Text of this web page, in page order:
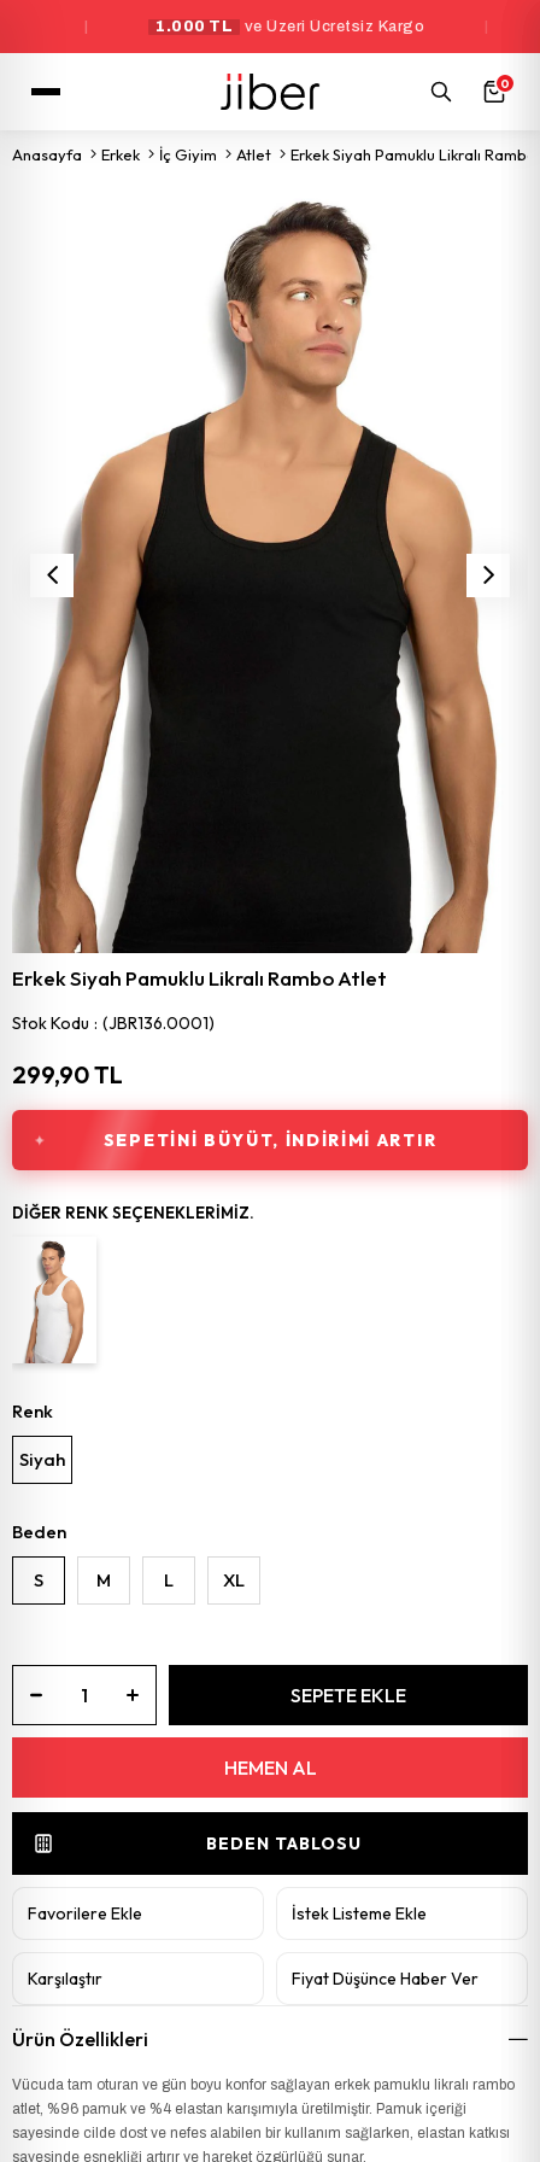
1.000 TL ve Üzeri Ücretsiz Kargo
0
Anasayfa Erkek İç Giyim Atlet Erkek Siyah Pamuklu Likralı
Erkek Siyah Pamuklu Likralı Rambo Atlet
Stok Kodu (JBR136.0001)
299,90 TL
SEPETINI BÜYÜT, İNDIRIMI ARTIR
DIĞER RENK SEÇENEKLERIMIZ.
Renk
Siyah
Beden
S M L XL
BEDEN TABLOSU
Favorilere Ekle İstek Listeme Ekle
Karşılaştır Fiyat Düşünce Haber Ver
Ürün Özellikleri
Vücuda tam oturan ve gün boyu konfor sağlayan erkek pamuklu likralı rambo
atlet, %96 pamuk ve %4 elastan karışımıyla üretilmiştir. Pamuk içeriği
sayesinde cilde dost ve nefes alabilen bir kullanım sağlarken, elastan katkısı
sayesinde esnekliği artırır ve hareket özgürlüğü sunar.